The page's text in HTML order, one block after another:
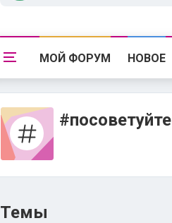
МОЙ ФОРУМ НОВОЕ
#посоветуйте
Темы